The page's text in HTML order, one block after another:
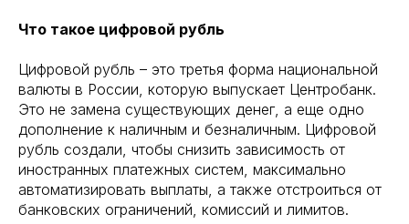
Что такое цифровой рубль
Цифровой рубль – это третья форма национальной
валюты в России, которую выпускает Центробанк.
Это не замена существующих денег, а еще одно
дополнение к наличным и безналичным. Цифровой
рубль создали, чтобы снизить зависимость от
иностранных платежных систем, максимально
автоматизировать выплаты, а также отстроиться от
банковских ограничений, комиссий и лимитов.